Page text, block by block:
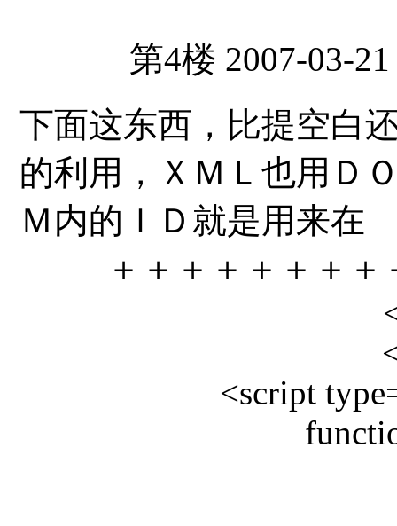
第4楼 2007-03-
下面这东西，比提空白
的利用，ＸＭＬ也用Ｄ
Ｍ内的ＩＤ就是用来
＋＋＋＋＋＋＋
<script